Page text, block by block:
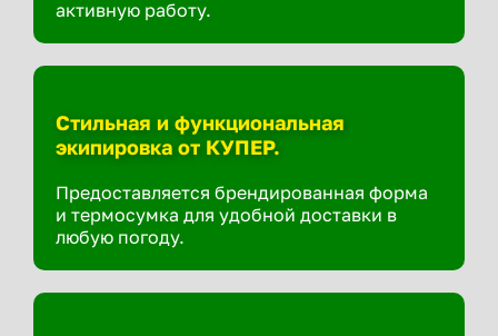
активную работу.
Стильная и функциональная
экипировка от КУПЕР.
Предоставляется брендированная форма
и термосумка для удобной доставки в
любую погоду.